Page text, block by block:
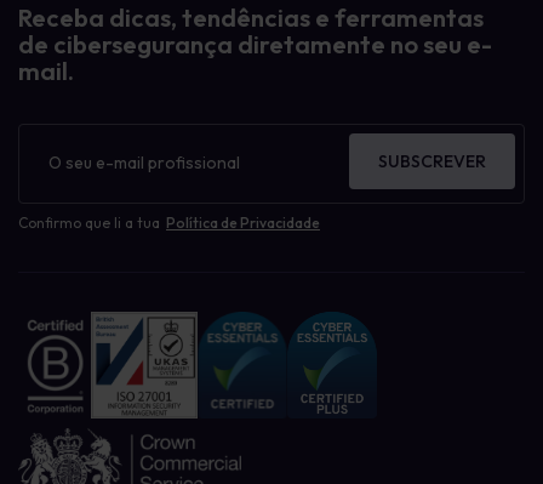
Receba dicas, tendências e ferramentas
de cibersegurança diretamente no seu e-
mail.
informativo
Confirmo que li a tua Política de Privacidade
SUBSCREVER